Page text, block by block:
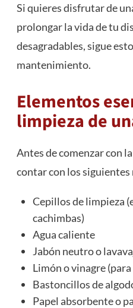
Si quieres disfrutar de
prolongar la vida de tu
desagradables, sigue
mantenimiento.
Elementos
limpieza de
Antes de comenzar con
contar con los
Cepillos de limpieza
cachimbas)
Agua caliente
Jabón neutro o
Limón o vinagre
Bastoncillos de
Papel absorbente o